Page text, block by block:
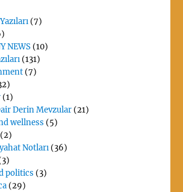
(7)
NEWS(10)
(131)
(7)
(1)
Derin Mevzular(21)
wellness (5)
(2)
Notları(36)
politics (3)
(29)